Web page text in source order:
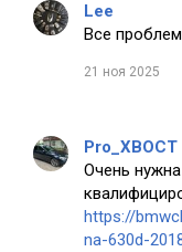
Lee
Все
21 ноя 2025
Pro_XBOCT
Очень
https://
na-630d-